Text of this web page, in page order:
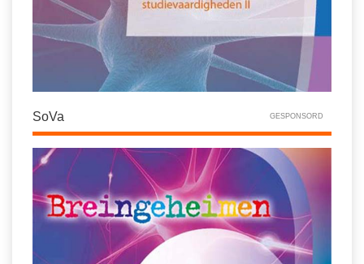
SoVa GESPONSORD